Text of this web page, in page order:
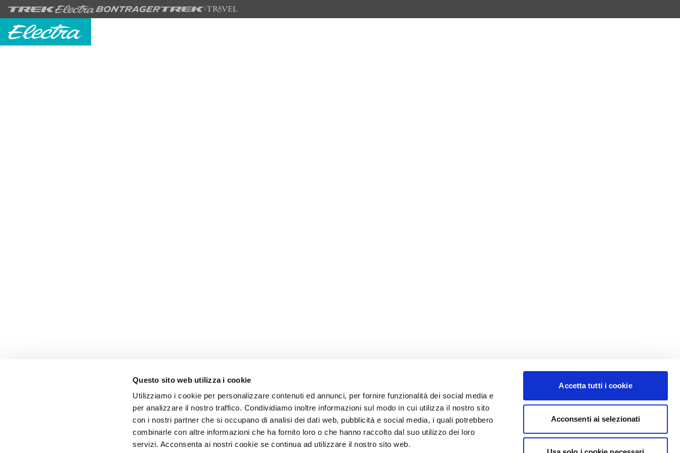
Questo sito web utilizza i cookie
Utilizziamo i cookie per personalizzare contenuti ed annunci, per fornire funzionalità dei social media e
per analizzare il nostro traffico. Condividiamo inoltre informazioni sul modo in cui utilizza il nostro sito
con i nostri partner che si occupano di analisi dei dati web, pubblicità e social media, i quali potrebbero
combinarle con altre informazioni che ha fornito loro o che hanno raccolto dal suo utilizzo dei loro
servizi. Acconsenta ai nostri cookie se continua ad utilizzare il nostro sito web.
Accetta tutti i cookie
Acconsenti ai selezionati